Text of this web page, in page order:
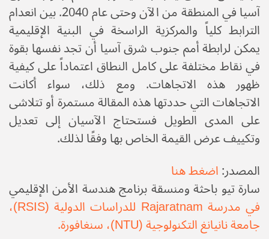
آسيا في المنطقة من الآن وحتى عام 2040. بين انعدام
الترابط كلياً والمركزية الراسخة في البنية الإقليمية
يمكن لرابطة أمم جنوب شرق آسيا أن تجد نفسها بقوة
في نقاط مختلفة على كامل النطاق اعتماداً على كيفية
ظهور هذه الاتجاهات. ومع ذلك، سواء أكانت
الاتجاهات التي حددتها هذه المقالة مستمرة أو تتلاشى
على المدى الطويل فستحتاج الآسيان إلى تعديل
وتكييف عرض القيمة الخاص بها وفقًا لذلك.
المصدر:اضغط هنا
سارة تيو باحثة ومنسقة برنامج هندسة الأمن الإقليمي
في مدرسة Rajaratnam للدراسات الدولية (RSIS)،
جامعة نانيانغ التكنولوجية (NTU)، سنغافورة.